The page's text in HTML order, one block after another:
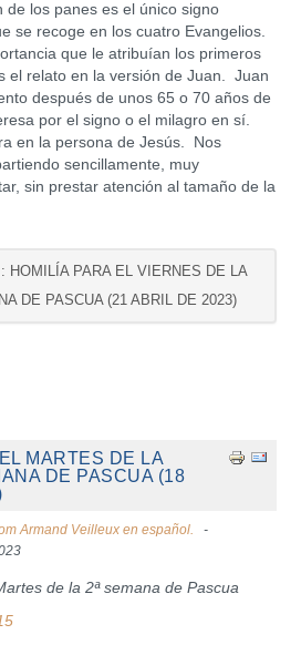
los panes es el único signo
se recoge en los cuatro Evangelios.
que le atribuían los primeros
el relato en la versión de Juan. Juan
después de unos 65 o 70 años de
por el signo o el milagro en sí.
en la persona de Jesús. Nos
sencillamente, muy
sin prestar atención al tamaño de la
HOMILÍA PARA EL VIERNES DE LA
DE PASCUA (21 ABRIL DE 2023)
MARTES DE LA
DE PASCUA (18
Armand Veilleux en español.
de la 2ª semana de Pascua